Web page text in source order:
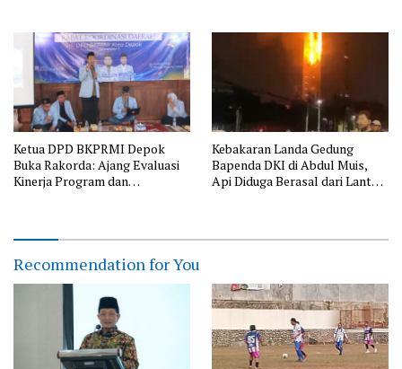
Ternak di Wilayah Binaan
Ketua DPD BKPRMI Depok
Buka Rakorda: Ajang Evaluasi
Kinerja Program dan
Kebakaran Landa Gedung
Bapenda DKI di Abdul Muis,
Api Diduga Berasal dari Lantai
Recommendation for You